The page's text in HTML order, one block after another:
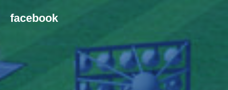
facebook